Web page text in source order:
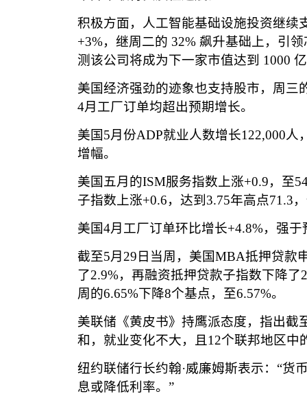
积极方面，人工智能基础设施投资继续
+3%，继周二的 32% 飙升基础上，引
测该公司将成为下一家市值达到 1000
美国经济强劲的迹象也支持股市，周三
4月工厂订单均超出预期增长。
美国5月份ADP就业人数增长122,000人
增幅。
美国五月的ISM服务指数上涨+0.9，至
子指数上涨+0.6，达到 3.75年高点71.3
美国4月工厂订单环比增长+4.8%，强于
截至5月 29日当周，美国MBA抵押贷款
了2.9%，再融资抵押贷款子指数下降了
周的6.65%下降8个基点，至6.57%。
美联储《黄皮书》持鹰派态度，指出截
和，就业变化不大，且 12个联邦地区中
纽约联储行长约翰·威廉姆斯表示： “货
息或降低利率。 ”